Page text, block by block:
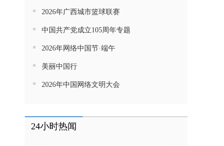
2026年广西城市篮球联赛
中国共产党成立105周年专题
2026年网络中国节·端午
美丽中国行
2026年中国网络文明大会
24小时热闻